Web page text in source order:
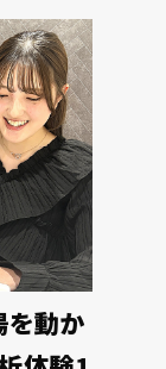
を動か